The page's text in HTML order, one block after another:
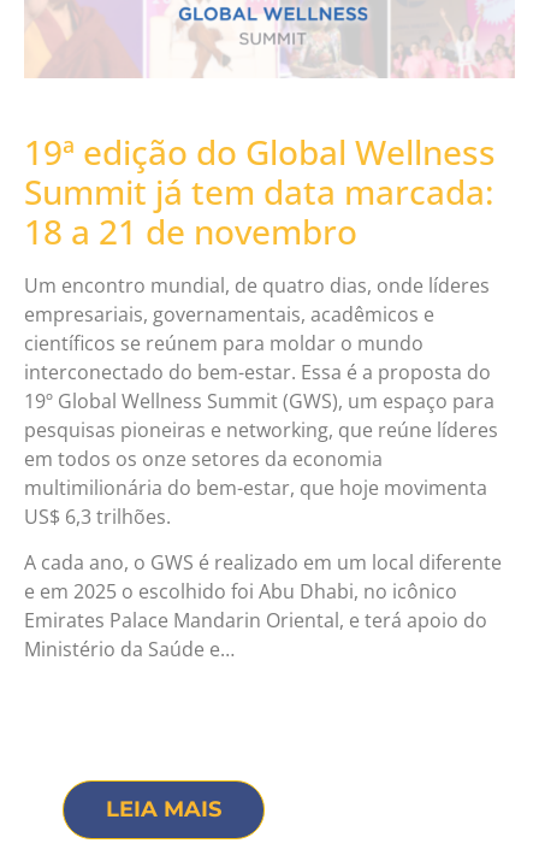
19ª edição do Global Wellness
Summit já tem data marcada:
18 a 21 de novembro
Um encontro mundial, de quatro dias, onde líderes
empresariais, governamentais, acadêmicos e
científicos se reúnem para moldar o mundo
interconectado do bem-estar. Essa é a proposta do
19º Global Wellness Summit (GWS), um espaço para
pesquisas pioneiras e networking, que reúne líderes
em todos os onze setores da economia
multimilionária do bem-estar, que hoje movimenta
US$ 6,3 trilhões.
A cada ano, o GWS é realizado em um local diferente
e em 2025 o escolhido foi Abu Dhabi, no icônico
Emirates Palace Mandarin Oriental, e terá apoio do
Ministério da Saúde e…
LEIA MAIS